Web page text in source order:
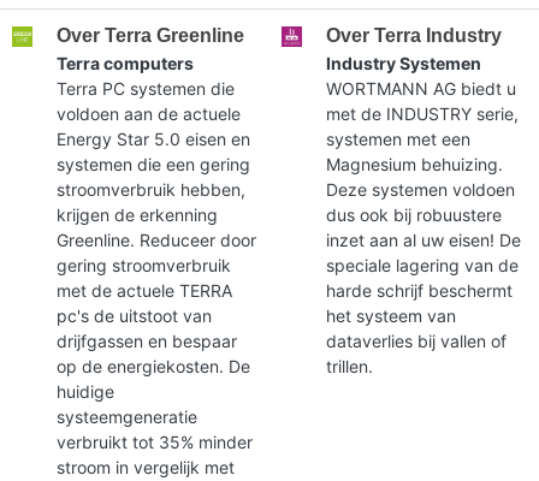
Over Terra Greenline
Terra computers
Terra PC systemen die
voldoen aan de actuele
Energy Star 5.0 eisen en
systemen die een gering
stroomverbruik hebben,
krijgen de erkenning
Greenline. Reduceer door
gering stroomverbruik
met de actuele TERRA
pc's de uitstoot van
drijfgassen en bespaar
op de energiekosten. De
huidige
systeemgeneratie
verbruikt tot 35% minder
stroom in vergelijk met
Over Terra Industry
Industry Systemen
WORTMANN AG biedt u
met de INDUSTRY serie,
systemen met een
Magnesium behuizing.
Deze systemen voldoen
dus ook bij robuustere
inzet aan al uw eisen! De
speciale lagering van de
harde schrijf beschermt
het systeem van
dataverlies bij vallen of
trillen.